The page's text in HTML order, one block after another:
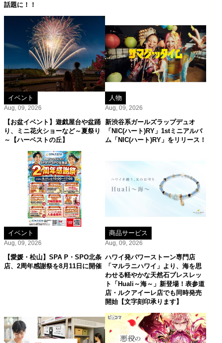
話題に！！
イベント
Aug, 09, 2026
【お盆イベント】遊戯屋台や盆踊
り、ミニ花火ショーなど～夏祭り
～【ハーベストの丘】
人物
Aug, 09, 2026
新渋谷系ガールズラップデュオ
「NIC(ハート)RY」1stミニアルバ
ム「NIC(ハート)RY」をリリース！
イベント
Aug, 09, 2026
【愛媛・松山】SPA P・SPO北条
店、2周年感謝祭を8月11日に開催
商品サービス
Aug, 09, 2026
ハワイ発パワーストーン専門店
「マルラニハワイ」より、海を思
わせる軽やかな天然石ブレスレッ
ト「Huali～海～」新登場！表参道
店・ルクアイーレ店でも同時発売
開始【文字刻印承ります】